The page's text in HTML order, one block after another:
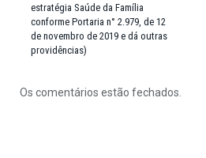
estratégia Saúde da Família
conforme Portaria n° 2.979, de 12
de novembro de 2019 e dá outras
providências)
Os comentários estão fechados.